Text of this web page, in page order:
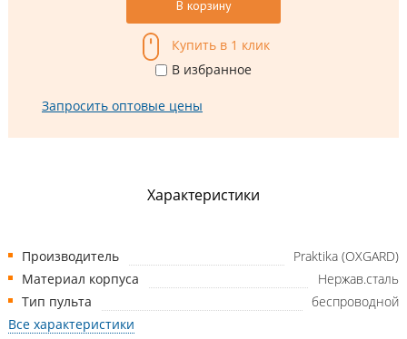
В корзину
Купить в 1 клик
В избранное
Запросить оптовые цены
Характеристики
Производитель
Praktika (OXGARD)
Материал корпуса
Нержав.сталь
Тип пульта
беспроводной
Все характеристики